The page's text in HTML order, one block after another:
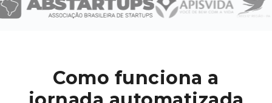
Como funciona a